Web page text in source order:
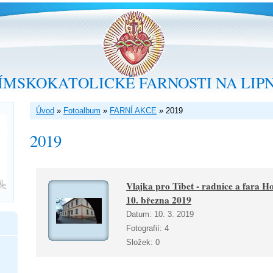
FARNOSTI NA
Úvod » Fotoalbum » FARNÍ AKCE » 2019
2019
Vlajka pro Tibet - radnice a fara
10. března 2019
Datum: 10. 3. 2019
Fotografií: 4
Složek: 0